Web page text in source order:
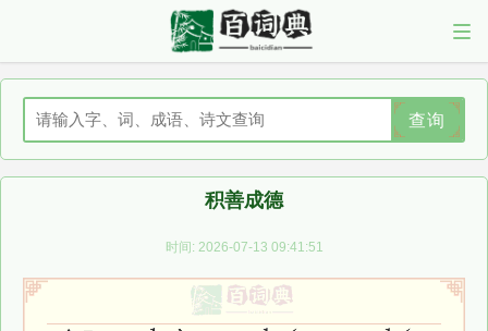
查询
积善成德
时间: 2026-07-13 09:41:51